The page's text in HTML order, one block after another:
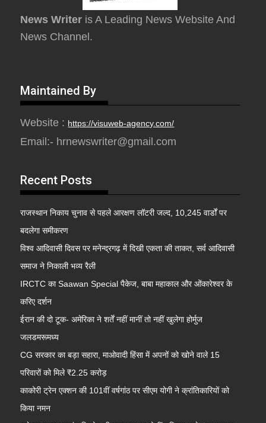
News Writer is A Leading News Website And
News Channel.
Maintained By
Website : https://visuweb-agency.com/
Email:- hrnewswriter@gmail.com
Recent Posts
राजस्थान निकाय चुनाव से पहले आरक्षण लॉटरी जल्द, 10,245 वार्डों पर
बदलेगा समीकरण
विश्व आदिवासी दिवस पर मनेन्द्रगढ़ में दिखी एकता की ताकत, सर्व आदिवासी
समाज ने निकाली भव्य रैली
IRCTC का Saawan Special पैकेज, बाबा महाकाल और ओंकारेश्वर के
करिए दर्शन
ईरान की दो टूक- अमेरिका ने शर्तें नहीं मानीं तो नहीं खुलेगा होर्मुज
जलडमरूमध्य
CG सरकार का बड़ा सहारा, माओवादी हिंसा में अपनों को खोने वाले 15
परिवारों को मिले ₹2.25 करोड़
काकोरी ट्रेन एक्शन की 101वीं वर्षगांठ पर सीएम योगी ने क्रांतिकारियों को
किया नमन